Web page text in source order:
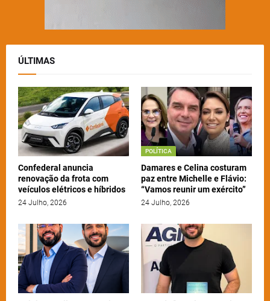
ÚLTIMAS
Confederal anuncia
renovação da frota com
veículos elétricos e híbridos
24 Julho, 2026
POLÍTICA
Damares e Celina costuram
paz entre Michelle e Flávio:
“Vamos reunir um exército”
24 Julho, 2026